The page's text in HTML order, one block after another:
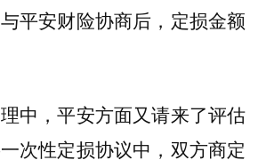
平安财险协商后，定损金额
中，平安方面又请来了评估
次性定损协议中，双方商定